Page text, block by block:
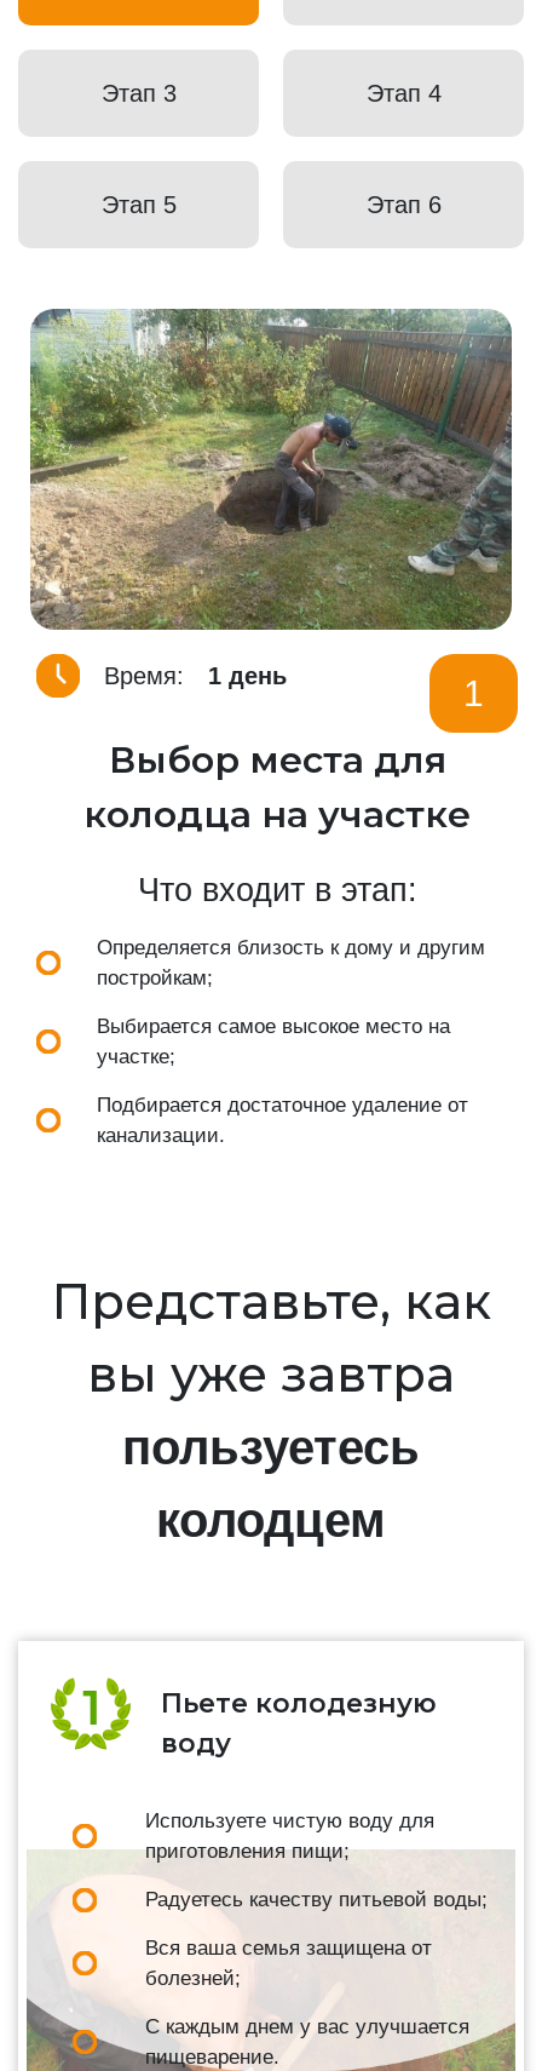
Этап 3 Этап 4
Этап 5 Этап 6
Время: 1 день 1
Выбор места для
колодца на участке
Что входит в этап:
Определяется близость к дому и другим
постройкам;
Выбирается самое высокое место на
участке;
Подбирается достаточное удаление от
канализации.
Представьте, как
вы уже завтра
пользуетесь
колодцем
Пьете колодезную
воду
Используете чистую воду для
приготовления пищи;
Радуетесь качеству питьевой воды;
Вся ваша семья защищена от
болезней;
С каждым днем у вас улучшается
пищеварение.